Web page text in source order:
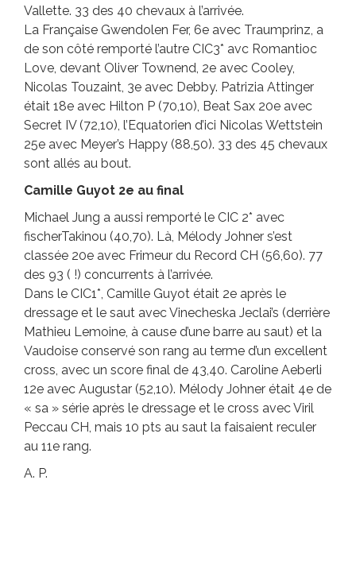
Vallette. 33 des 40 chevaux à l’arrivée.
La Française Gwendolen Fer, 6e avec Traumprinz, a
de son côté remporté l’autre CIC3* avc Romantioc
Love, devant Oliver Townend, 2e avec Cooley,
Nicolas Touzaint, 3e avec Debby. Patrizia Attinger
était 18e avec Hilton P (70,10), Beat Sax 20e avec
Secret IV (72,10), l’Equatorien d’ici Nicolas Wettstein
25e avec Meyer’s Happy (88,50). 33 des 45 chevaux
sont allés au bout.
Camille Guyot 2e au final
Michael Jung a aussi remporté le CIC 2* avec
fischerTakinou (40,70). Là, Mélody Johner s’est
classée 20e avec Frimeur du Record CH (56,60). 77
des 93 ( !) concurrents à l’arrivée.
Dans le CIC1*, Camille Guyot était 2e après le
dressage et le saut avec Vinecheska Jeclai’s (derrière
Mathieu Lemoine, à cause d’une barre au saut) et la
Vaudoise conservé son rang au terme d’un excellent
cross, avec un score final de 43,40. Caroline Aeberli
12e avec Augustar (52,10). Mélody Johner était 4e de
« sa » série après le dressage et le cross avec Viril
Peccau CH, mais 10 pts au saut la faisaient reculer
au 11e rang.
A. P.